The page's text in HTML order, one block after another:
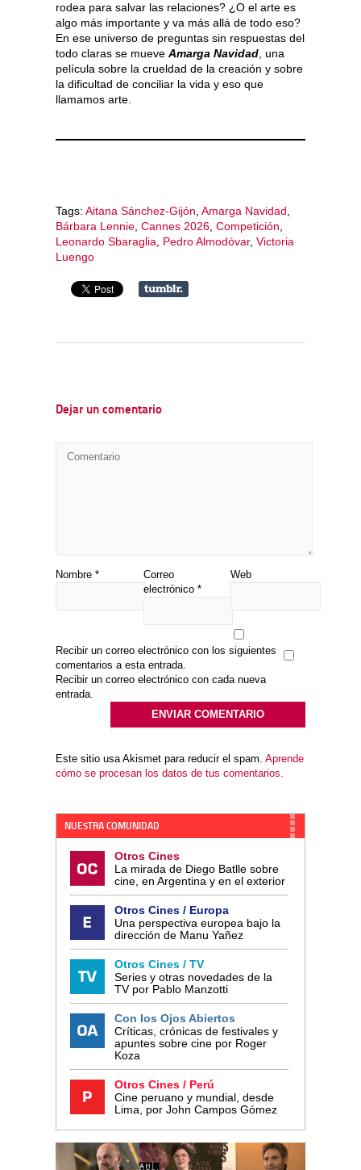
rodea para salvar las relaciones? ¿O el arte es
algo más importante y va más allá de todo eso?
En ese universo de preguntas sin respuestas del
todo claras se mueve Amarga Navidad, una
película sobre la crueldad de la creación y sobre
la dificultad de conciliar la vida y eso que
llamamos arte.
Tags: Aitana Sánchez-Gijón, Amarga Navidad,
Bárbara Lennie, Cannes 2026, Competición,
Leonardo Sbaraglia, Pedro Almodóvar, Victoria
Luengo
Dejar un comentario
Nombre *
Correo
electrónico *
Web
Recibir un correo electrónico con los siguientes
comentarios a esta entrada.
Recibir un correo electrónico con cada nueva
entrada.
Este sitio usa Akismet para reducir el spam. Aprende
cómo se procesan los datos de tus comentarios.
NUESTRA COMUNIDAD
Otros Cines
La mirada de Diego Batlle sobre
cine, en Argentina y en el exterior
Otros Cines / Europa
Una perspectiva europea bajo la
dirección de Manu Yañez
Otros Cines / TV
Series y otras novedades de la
TV por Pablo Manzotti
Con los Ojos Abiertos
Críticas, crónicas de festivales y
apuntes sobre cine por Roger
Koza
Otros Cines / Perú
Cine peruano y mundial, desde
Lima, por John Campos Gómez